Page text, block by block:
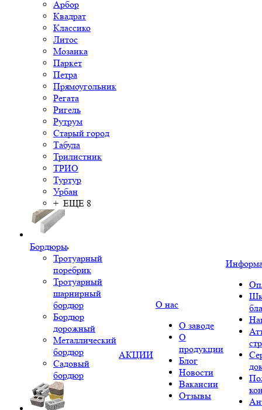
Арбор
Квадрат
Классико
Литос
Мозаика
Паркет
Петра
Прямоугольник
Регата
Ригель
Рутрум
Старый город
Табула
Трилистник
ТРИО
Туртур
Урбан
+ ЕЩЕ 8
Бордюры
Тротуарный
поребрик
Тротуарный
шарнирный
бордюр
Бордюр
дорожный
Металлический
бордюр
Садовый
бордюр
АКЦИИ
О нас
О заводе
О
продукции
Блог
Новости
Вакансии
Отзывы